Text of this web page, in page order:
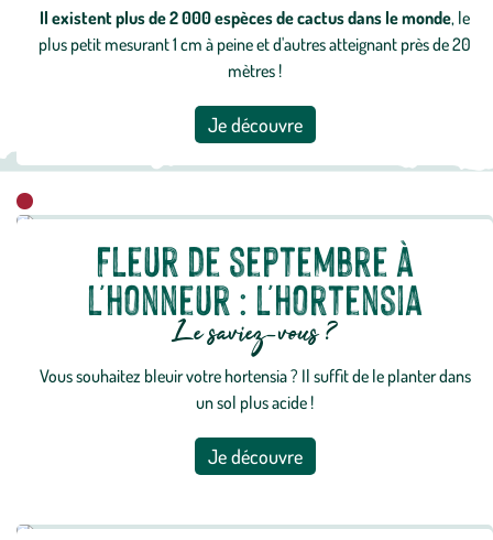
Il existent plus de 2 000 espèces de cactus dans le monde, le
plus petit mesurant 1 cm à peine et d'autres atteignant près de 20
mètres !
Je découvre
Fleur de septembre à
l'honneur : l'hortensia
Le saviez-vous ?
Vous souhaitez bleuir votre hortensia ? Il suffit de le planter dans
un sol plus acide !
Je découvre